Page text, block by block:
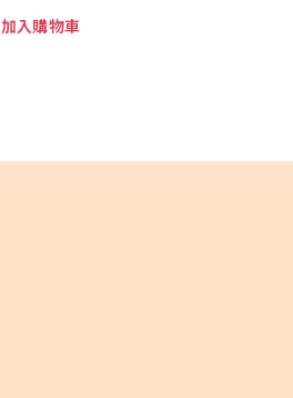
加入購物車